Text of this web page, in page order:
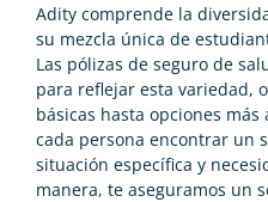
Adity comprende la
su mezcla única de
Las pólizas de seguro de
para reflejar esta variedad,
básicas hasta opciones
cada persona encontrar un
situación específica y
manera, te aseguramos un